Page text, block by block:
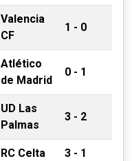
Valencia
CF
1 - 0
Atlético
de Madrid
0 - 1
UD Las
Palmas
3 - 2
RC Celta 3 - 1